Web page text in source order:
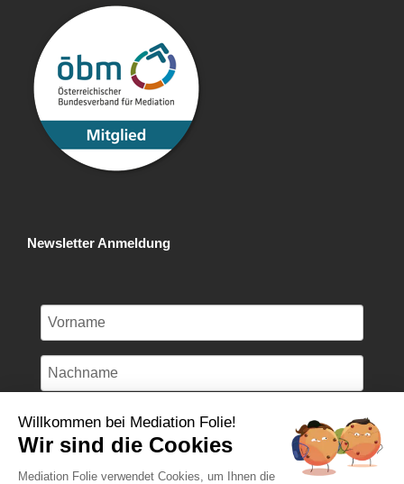
Newsletter Anmeldung
Anmelden
Willkommen bei Mediation Folie!
Wir sind die Cookies
Mediation Folie verwendet Cookies, um Ihnen die